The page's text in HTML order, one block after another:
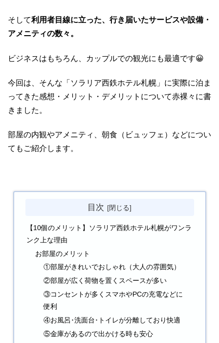
そして利用者目線に立った、行き届いたサービスや設備・
アメニティの数々。
ビジネスはもちろん、カップルでの観光にも最適です😀
今回は、そんな 「ソラリア西鉄ホテル札幌」に実際に泊ま
ってきた感想・メリット・デメリットについて赤裸々に書
きました。
部屋の内観やアメニティ、朝食（ビュッフェ）などについ
てもご紹介します。
目次
【10個のメリット】ソラリア西鉄ホテル札幌がワンラ
ンク上な理由
お部屋のメリット
①部屋がきれいでおしゃれ（大人の雰囲気）
②部屋が広く荷物を置くスペースが多い
③コンセントが多くスマホやPCの充電などに
便利
④お風呂･洗面台･トイレが分離しており快適
⑤金庫があるので出かける時も安心